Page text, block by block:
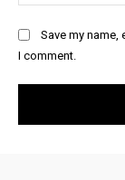
Save my
I comment.